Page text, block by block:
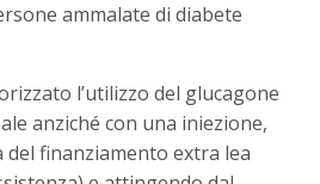
ammalate di diabete
l’utilizzo del glucagone
anziché con una iniezione,
finanziamento extra lea